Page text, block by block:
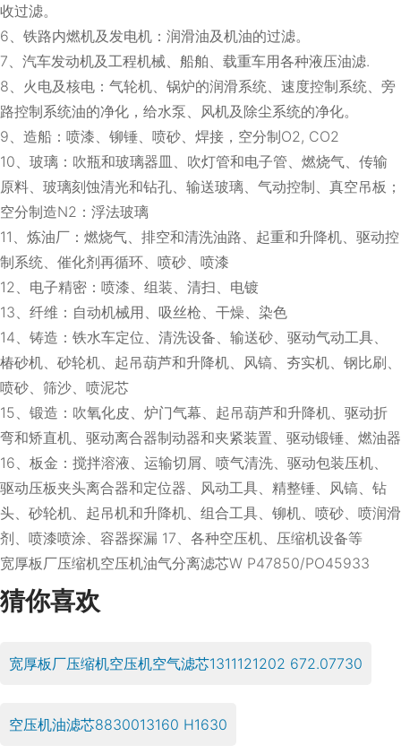
收过滤。
6、铁路内燃机及发电机：润滑油及机油的过滤。
7、汽车发动机及工程机械、船舶、载重车用各种液压油滤.
8、火电及核电：气轮机、锅炉的润滑系统、速度控制系统、旁
路控制系统油的净化，给水泵、风机及除尘系统的净化。
9、造船：喷漆、铆锤、喷砂、焊接，空分制O2, CO2
10、玻璃：吹瓶和玻璃器皿、吹灯管和电子管、燃烧气、传输
原料、玻璃刻蚀清光和钻孔、输送玻璃、气动控制、真空吊板；
空分制造N2：浮法玻璃
11、炼油厂：燃烧气、排空和清洗油路、起重和升降机、驱动控
制系统、催化剂再循环、喷砂、喷漆
12、电子精密：喷漆、组装、清扫、电镀
13、纤维：自动机械用、吸丝枪、干燥、染色
14、铸造：铁水车定位、清洗设备、输送砂、驱动气动工具、
椿砂机、砂轮机、起吊葫芦和升降机、风镐、夯实机、钢比刷、
喷砂、筛沙、喷泥芯
15、锻造：吹氧化皮、炉门气幕、起吊葫芦和升降机、驱动折
弯和矫直机、驱动离合器制动器和夹紧装置、驱动锻锤、燃油器
16、板金：搅拌溶液、运输切屑、喷气清洗、驱动包装压机、
驱动压板夹头离合器和定位器、风动工具、精整锤、风镐、钻
头、砂轮机、起吊机和升降机、组合工具、铆机、喷砂、喷润滑
剂、喷漆喷涂、容器探漏 17、各种空压机、压缩机设备等
宽厚板厂压缩机空压机油气分离滤芯W P47850/PO45933
猜你喜欢
宽厚板厂压缩机空压机空气滤芯1311121202 672.07730
空压机油滤芯8830013160 H1630